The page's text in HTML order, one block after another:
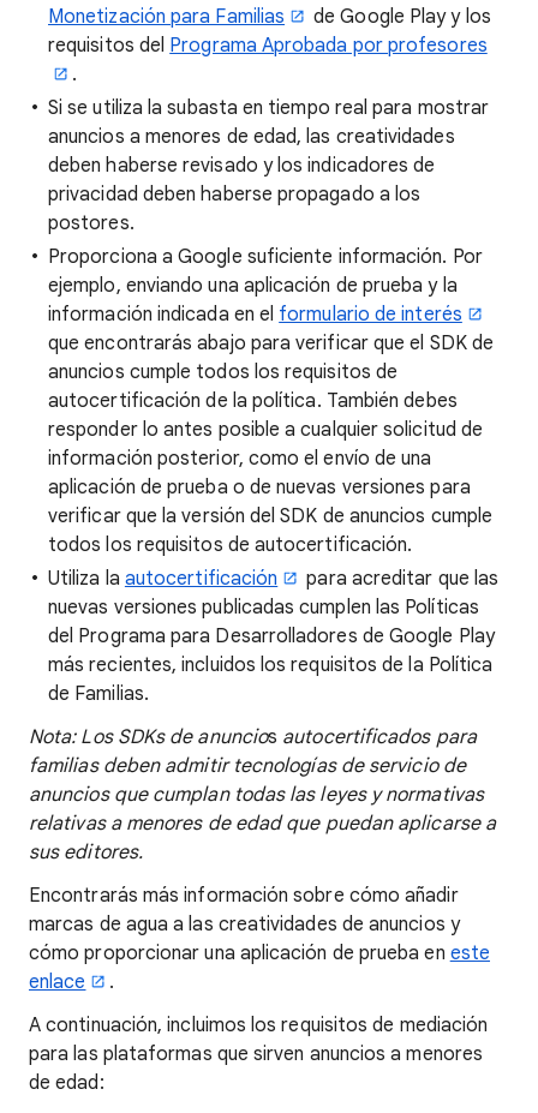
Monetización para Familias
de Google Play y los
requisitos del Programa Aprobada por profesores
.
Si se utiliza la subasta en tiempo real para mostrar
anuncios a menores de edad, las creatividades
deben haberse revisado y los indicadores de
privacidad deben haberse propagado a los
postores.
Proporciona a Google suficiente información. Por
ejemplo, enviando una aplicación de prueba y la
información indicada en el formulario de interés
que encontrarás abajo para verificar que el SDK de
anuncios cumple todos los requisitos de
autocertificación de la política. También debes
responder lo antes posible a cualquier solicitud de
información posterior, como el envío de una
aplicación de prueba o de nuevas versiones para
verificar que la versión del SDK de anuncios cumple
todos los requisitos de autocertificación.
Utiliza la autocertificación
para acreditar que las
nuevas versiones publicadas cumplen las Políticas
del Programa para Desarrolladores de Google Play
más recientes, incluidos los requisitos de la Política
de Familias.
Nota: Los SDKs de anuncios autocertificados para
familias deben admitir tecnologías de servicio de
anuncios que cumplan todas las leyes y normativas
relativas a menores de edad que puedan aplicarse a
sus editores.
Encontrarás más información sobre cómo añadir
marcas de agua a las creatividades de anuncios y
cómo proporcionar una aplicación de prueba en este
enlace
.
A continuación, incluimos los requisitos de mediación
para las plataformas que sirven anuncios a menores
de edad: